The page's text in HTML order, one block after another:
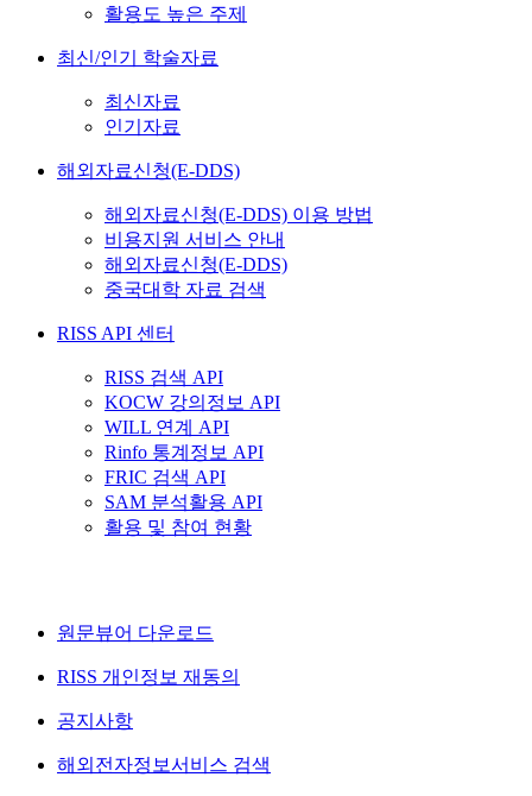
활용도 높은 주제
최신/인기 학술자료
최신자료
인기자료
해외자료신청(E-DDS)
해외자료신청(E-DDS) 이용 방법
비용지원 서비스 안내
해외자료신청(E-DDS)
중국대학 자료 검색
RISS API 센터
RISS 검색 API
KOCW 강의정보 API
WILL 연계 API
Rinfo 통계정보 API
FRIC 검색 API
SAM 분석활용 API
활용 및 참여 현황
원문뷰어 다운로드
RISS 개인정보 재동의
공지사항
해외전자정보서비스 검색